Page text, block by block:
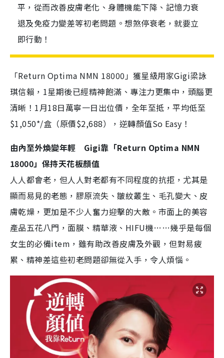
平，從而改善皮膚老化、身體機能下降、記憶力衰
退及免疫力變差等初老問題。想煞停衰老，就要立
即行動！
「Return Optima NMN 18000」獲星級用家Gigi梁詠
琪信賴，1星期後已經精神飽滿、專注力更集中，頭腦更
清晰！1月18日萬寧一日出位價，全年至抵，平均低至
$1,050*/盒（原價$2,688），逆轉顏值So Easy！
由內至外煥變年輕 Gigi靠「Return Optima NMN
18000」保持天花板顏值
人人都會老，但人人對老都有不同程度的抗拒，尤其是
顯而易見的老態，膠原流失、皺紋叢生、毛孔變大、皮
膚乾燥，更加是不少人奮力迎擊的大敵。市面上的美容
產品五花八門，面膜、精華液、HIFU機……幾乎是每個
女生的必備item，雖有助改善皮膚及外觀，但對易疲
累、精神差這些初老問題卻無從入手，令人煩惱。